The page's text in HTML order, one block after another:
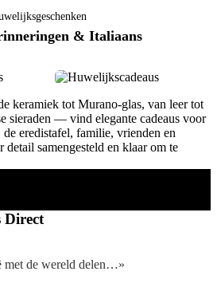
& Italiaans
keramiek tot Murano-glas, van leer tot
sieraden — vind elegante cadeaus voor
eredistafel, familie, vrienden en
detail samengesteld en klaar om te
Direct
met de wereld delen…»